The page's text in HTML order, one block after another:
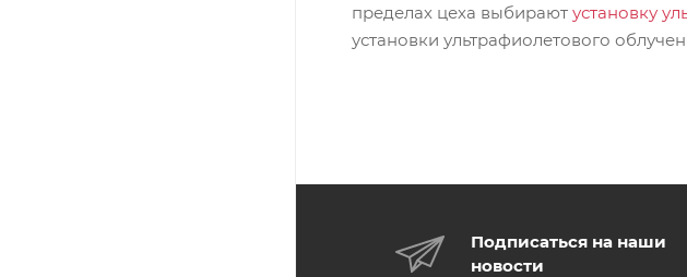
пределах цеха выбирают установку
установки ультрафиолетового
Подписаться на наши
новости